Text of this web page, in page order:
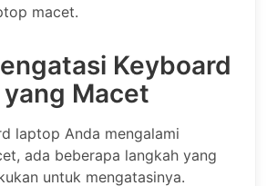
macet.
Keyboard
Macet
laptop Anda mengalami
ada beberapa langkah yang
untuk mengatasinya.